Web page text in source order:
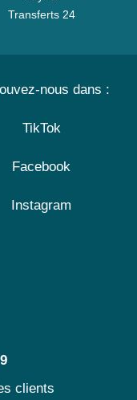
Transferts 24
nous dans :
TikTok
Facebook
Instagram
clients